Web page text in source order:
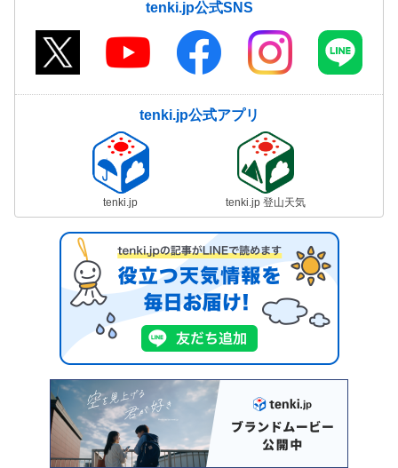
tenki.jp公式SNS
tenki.jp公式アプリ
tenki.jp tenki.jp 登山天気